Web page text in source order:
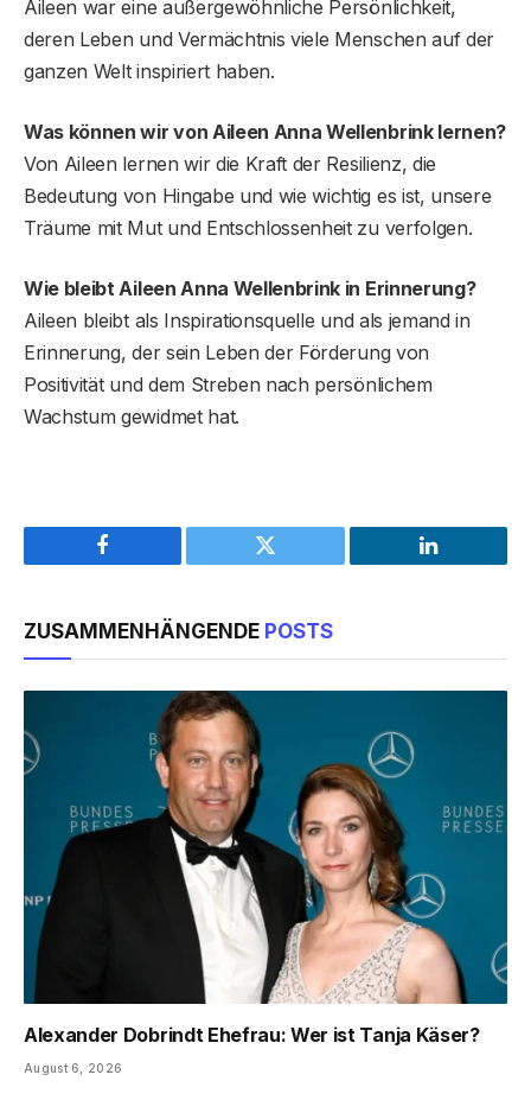
Aileen war eine außergewöhnliche Persönlichkeit,
deren Leben und Vermächtnis viele Menschen auf der
ganzen Welt inspiriert haben.
Was können wir von Aileen Anna Wellenbrink lernen?
Von Aileen lernen wir die Kraft der Resilienz, die
Bedeutung von Hingabe und wie wichtig es ist, unsere
Träume mit Mut und Entschlossenheit zu verfolgen.
Wie bleibt Aileen Anna Wellenbrink in Erinnerung?
Aileen bleibt als Inspirationsquelle und als jemand in
Erinnerung, der sein Leben der Förderung von
Positivität und dem Streben nach persönlichem
Wachstum gewidmet hat.
Facebook Twitter LinkedIn
ZUSAMMENHÄNGENDE POSTS
Alexander Dobrindt Ehefrau: Wer ist Tanja Käser?
August 6, 2026